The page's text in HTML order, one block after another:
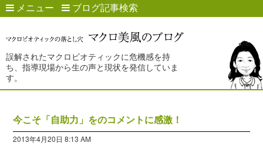
メニュー ブログ記事検索
誤解されたマクロビオティックに危機感を持
ち、指導現場から生の声と現状を発信していま
す。
今こそ「自助力」をのコメントに感激！
2013年4月20日 8:13 AM